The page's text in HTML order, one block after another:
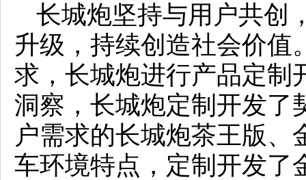
长城炮坚持与用户共创
升级，持续创造社会价值
求，长城炮进行产品定制
洞察，长城炮定制开发了
户需求的长城炮茶王版
车环境特点，定制开发了